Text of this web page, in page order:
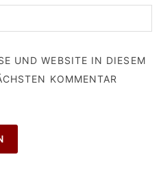
UND WEBSITE IN DIESEM
KOMMENTAR